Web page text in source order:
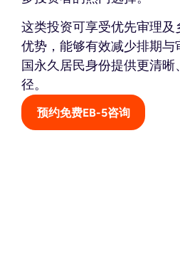
这类投资可享受优先审理
优势，能够有效减少排期与
国永久居民身份提供更清
径。
预约免费EB-5咨询